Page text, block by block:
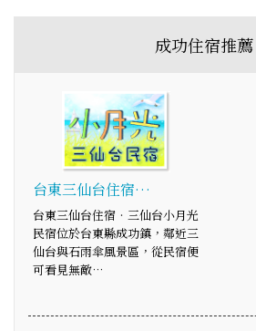
成功住宿推薦
台東三仙台住宿…
台東三仙台住宿‧三仙台小月光
民宿位於台東縣成功鎮，鄰近三
仙台與石雨傘風景區，從民宿便
可看見無敵…